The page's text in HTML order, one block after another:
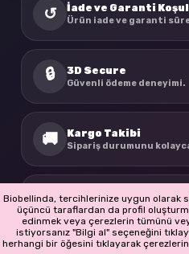
↺ İade ve Garanti
Ürün iade ve garanti
🔒 3D Secure
Güvenli ödeme deneyimi.
🚚 Kargo Takibi
Sipariş durumunu
☘ BioBellinda
Doğadan ilham alan
Biobellinda, tercihlerinize uygun olarak
üçüncü taraflardan da profil
edinmek veya çerezlerin tümünü
istiyorsanız "Bilgi al" seçeneğini
herhangi bir öğesini tıklayarak